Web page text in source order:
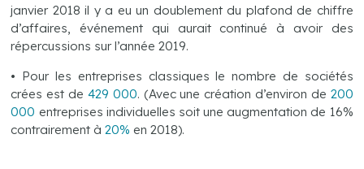
janvier 2018 il y a eu un doublement du plafond de chiffre
d’affaires, événement qui aurait continué à avoir des
répercussions sur l’année 2019.
• Pour les entreprises classiques le nombre de sociétés
crées est de 429 000. (Avec une création d’environ de 200
000 entreprises individuelles soit une augmentation de 16%
contrairement à20% en 2018).